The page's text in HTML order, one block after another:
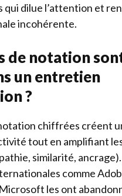
qui dilue l’attention et
incohérente.
de notation
un entretien
?
chiffrées créent
tout en amplifiant
similarité,
comme
les ont